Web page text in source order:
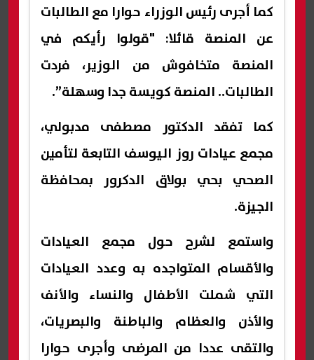
كما أجرى رئيس الوزراء حوارا مع الطالبات
عن المنصة قائلا: "قولوا رأيكم في
المنصة متخافوش من الوزير، فردت
الطالبات.. المنصة كويسة جدا وسهلة”.
كما تفقد الدكتور مصطفى مدبولي،
مجمع عيادات روز اليوسف التابعة لتأمين
الصحي بحي بولاق الدكرور بمحافظة
الجيزة.
واستمع لشرح حول مجمع العيادات
والأقسام المتواجده به وعدد العيادات
التي شملت الأطفال والنساء والأنف
والأذن والعظام والباطنة والبصريات،
والتقى عددا من المرضى وأجرى حوارا